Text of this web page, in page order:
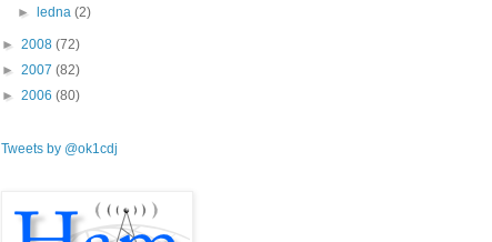
►
ledna(2)
► 2008 (72)
► 2007 (82)
► 2006 (80)
Tweets by @ok1cdj